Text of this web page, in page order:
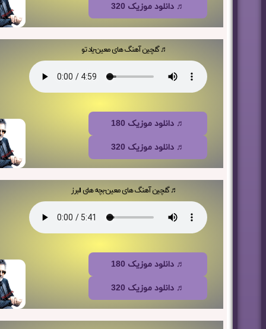
♬ دانلود موزیک 320
♬ گلچین آهنگ های معین-یاد تو
♬ دانلود موزیک 180
♬ دانلود موزیک 320
♬ گلچین آهنگ های معین-بچه های البرز
♬ دانلود موزیک 180
♬ دانلود موزیک 320